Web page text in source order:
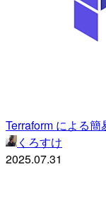
Terraform による
くろすけ
2025.07.31